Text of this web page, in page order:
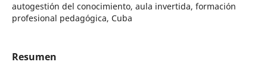
autogestión del conocimiento, aula invertida, formación
profesional pedagógica, Cuba
Resumen